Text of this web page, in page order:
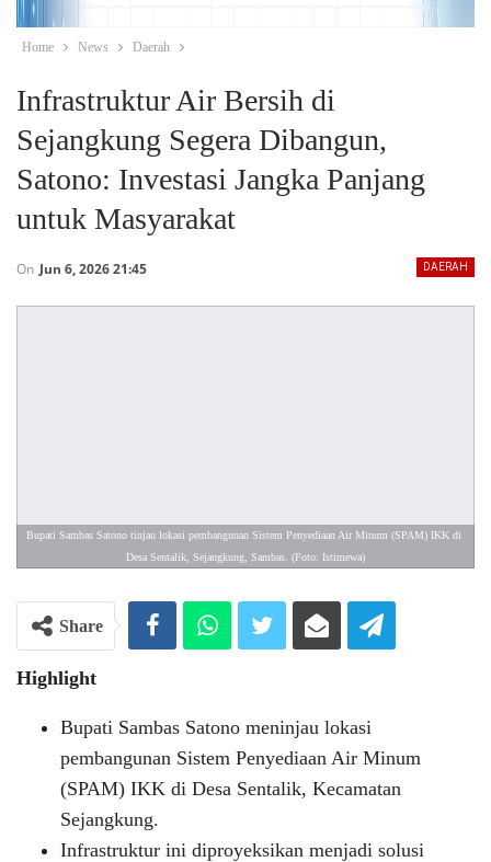
Home News Daerah
Infrastruktur Air Bersih di
Sejangkung Segera Dibangun,
Satono: Investasi Jangka Panjang
untuk Masyarakat
DAERAH
On Jun 6, 2026 21:45
Bupati Sambas Satono tinjau lokasi pembangunan Sistem Penyediaan Air Minum (SPAM) IKK di
Desa Sentalik, Sejangkung, Sambas. (Foto: Istimewa)
Share
Highlight
Bupati Sambas Satono meninjau lokasi
pembangunan Sistem Penyediaan Air Minum
(SPAM) IKK di Desa Sentalik, Kecamatan
Sejangkung.
Infrastruktur ini diproyeksikan menjadi solusi